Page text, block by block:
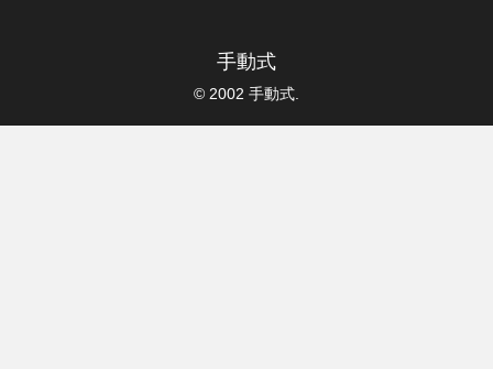
手動式
© 2002 手動式.